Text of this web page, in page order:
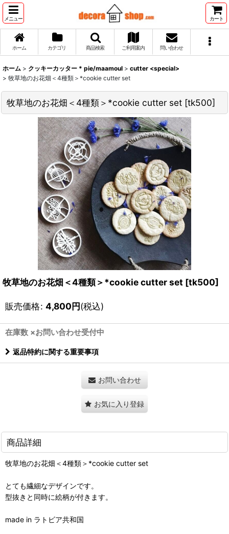
メニュー カート
ホーム カテゴリ 商品検索 ご利用案内 問い合わせ
ホーム > クッキーカッター * pie/maamoul > cutter <special>
> 牧草地のお花畑＜4種類＞*cookie cutter set
牧草地のお花畑＜4種類＞*cookie cutter set [tk500]
牧草地のお花畑＜4種類＞*cookie cutter set [tk500]
販売価格: 4,800円(税込)
在庫数 ×お問い合わせ受付中
返品特約に関する重要事項
お問い合わせ
お気に入り登録
商品詳細
牧草地のお花畑＜4種類＞*cookie cutter set
とても繊細なデザインです。
型抜きと同時に絵柄が付きます。
made in ラトビア共和国